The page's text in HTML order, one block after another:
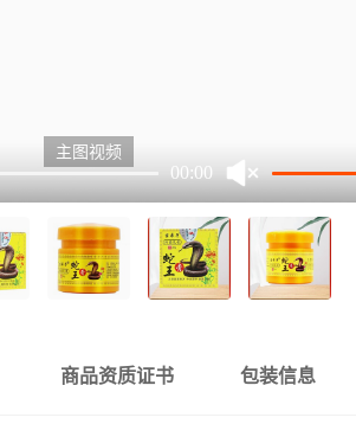
00:00
主图视频
商品资质证书 包装信息